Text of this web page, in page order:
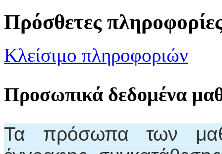
Πρόσθετες
Κλείσιμο πληροφοριών
Προσωπικά δεδομένα
Τα πρόσωπα των